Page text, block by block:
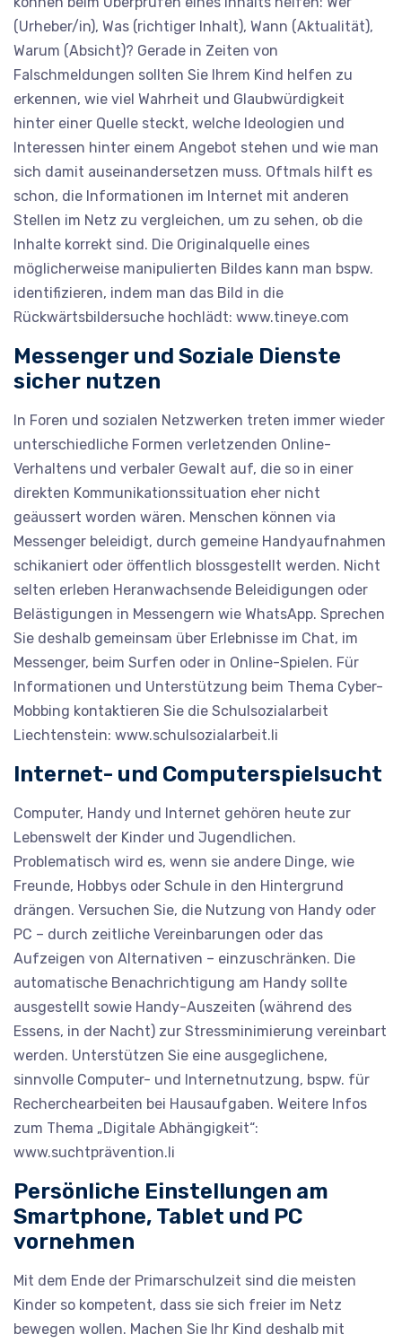
(Urheber/in), Was (richtiger Inhalt), Wann (Aktualität),
Warum (Absicht)? Gerade in Zeiten von
Falschmeldungen sollten Sie Ihrem Kind helfen zu
erkennen, wie viel Wahrheit und Glaubwürdigkeit
hinter einer Quelle steckt, welche Ideologien und
Interessen hinter einem Angebot stehen und wie man
sich damit auseinandersetzen muss. Oftmals hilft es
schon, die Informationen im Internet mit anderen
Stellen im Netz zu vergleichen, um zu sehen, ob die
Inhalte korrekt sind. Die Originalquelle eines
möglicherweise manipulierten Bildes kann man bspw.
identifizieren, indem man das Bild in die
Rückwärtsbildersuche hochlädt: www.tineye.com
Messenger und Soziale Dienste
sicher nutzen
In Foren und sozialen Netzwerken treten immer wieder
unterschiedliche Formen verletzenden Online-
Verhaltens und verbaler Gewalt auf, die so in einer
direkten Kommunikationssituation eher nicht
geäussert worden wären. Menschen können via
Messenger beleidigt, durch gemeine Handyaufnahmen
schikaniert oder öffentlich blossgestellt werden. Nicht
selten erleben Heranwachsende Beleidigungen oder
Belästigungen in Messengern wie WhatsApp. Sprechen
Sie deshalb gemeinsam über Erlebnisse im Chat, im
Messenger, beim Surfen oder in Online-Spielen. Für
Informationen und Unterstützung beim Thema Cyber-
Mobbing kontaktieren Sie die Schulsozialarbeit
Liechtenstein: www.schulsozialarbeit.li
Internet- und Computerspielsucht
Computer, Handy und Internet gehören heute zur
Lebenswelt der Kinder und Jugendlichen.
Problematisch wird es, wenn sie andere Dinge, wie
Freunde, Hobbys oder Schule in den Hintergrund
drängen. Versuchen Sie, die Nutzung von Handy oder
PC – durch zeitliche Vereinbarungen oder das
Aufzeigen von Alternativen – einzuschränken. Die
automatische Benachrichtigung am Handy sollte
ausgestellt sowie Handy-Auszeiten (während des
Essens, in der Nacht) zur Stressminimierung vereinbart
werden. Unterstützen Sie eine ausgeglichene,
sinnvolle Computer- und Internetnutzung, bspw. für
Recherchearbeiten bei Hausaufgaben. Weitere Infos
zum Thema „Digitale Abhängigkeit“:
www.suchtprävention.li
Persönliche Einstellungen am
Smartphone, Tablet und PC
vornehmen
Mit dem Ende der Primarschulzeit sind die meisten
Kinder so kompetent, dass sie sich freier im Netz
bewegen wollen. Machen Sie Ihr Kind deshalb mit